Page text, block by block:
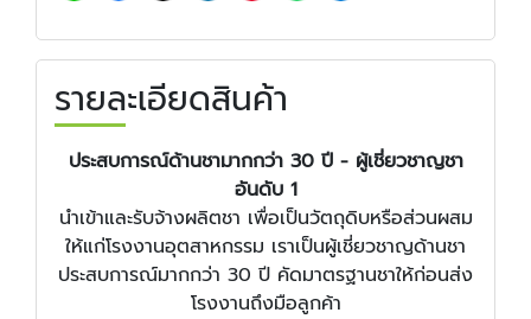
รายละเอียดสินค้า
ประสบการณ์ด้านชามากกว่า 30 ปี - ผู้เชี่ยวชาญชา
อันดับ 1
นำเข้าและรับจ้างผลิตชา เพื่อเป็นวัตถุดิบหรือส่วนผสม
ให้แก่โรงงานอุตสาหกรรม เราเป็นผู้เชี่ยวชาญด้านชา
ประสบการณ์มากกว่า 30 ปี คัดมาตรฐานชาให้ก่อนส่ง
โรงงานถึงมือลูกค้า